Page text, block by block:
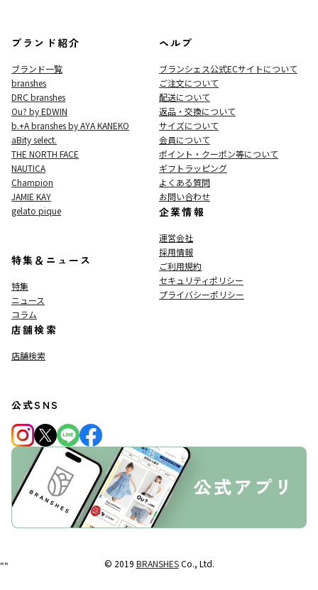
ブランド紹介
ブランド一覧
branshes
DRC branshes
Ou? by EDWIN
b.+A branshes by AYA KANEKO
aBity select.
THE NORTH FACE
NAUTICA
Champion
JAMIE KAY
gelato pique
特集＆ニュース
特集
ニュース
コラム
店舗検索
店舗検索
ヘルプ
ブランシェス公式ECサイトについて
ご注文について
配送について
返品・交換について
サイズについて
会員について
ポイント・クーポン等について
ギフトラッピング
よくある質問
お問い合わせ
企業情報
運営会社
採用情報
ご利用規約
セキュリティポリシー
プライバシーポリシー
公式SNS
© 2019 BRANSHESCo., Ltd.
""